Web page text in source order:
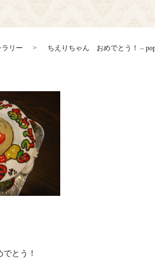
リー ちえりちゃん おめでとう！ –
とう！